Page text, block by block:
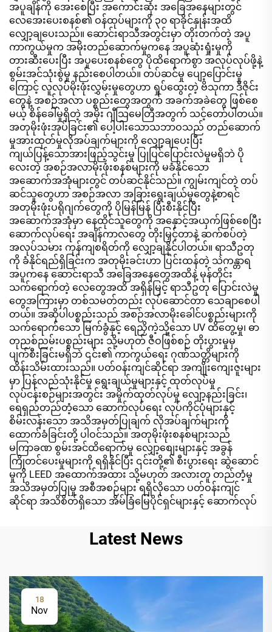
အပူချိန်ကို အေးစေပြီး အကောင်းဆုံး အခြေအနေများတွင်
လေအေးပေးစနစ်၏ ဝန်ထုပ်များကို ၃၀ ရာခိုင်နှုန်းအထိ
လျှော့ချပေးသည်။ ဆောင်းရာသီအတွင်းမှာ တိုးတက်တဲ့ အပူ
ကာကွယ်မှုက အမိုးတည်ဆောက်မှုကနေ အပူဆုံးရှုံးမှုကို
တားဆီးပေးပြီး အပူပေးစနစ်တွေ ပိုထိရောက်စွာ အလုပ်လုပ်ဖို့နဲ့
စွမ်းအင်သုံးစွဲမှု နည်းစေပါတယ်။ တပ်ဆင်မှု ပျော့ပြောင်းမှု
ကြောင့် လူလုပ်မိုးဖုံးလွှမ်းမှုတွေဟာ ရှုပ်ထွေးတဲ့ ဗိသုကာ ဒီဇိုင်း
တွေနဲ့ အစဉ်အလာ ပစ္စည်းတွေအတွက် အခက်အခဲတွေ ဖြစ်စေ
မယ့် စိန်ခေါ်မှုရှိတဲ့ အမိုး ဂျီသြမေတြီအတွက် သင့်တော်ပါတယ်။
အတုမိုးဖုံးအုပ်ခြင်း၏ ပေါ့ပါးသောသဘာဝသည် တည်ဆောက်
မှုအားထုတ်မှုလိုအပ်ချက်များကို လျှော့ချပေးပြီး
ကျယ်ပြန့်သောအားဖြည့်သွင်းမှု ပြုပြင်ပြောင်းလဲမှုမရှိဘဲ ပို
လေးတဲ့ အစဉ်အလာမိုးဖုံးစနစ်များကို မခံနိုင်သော
အဆောက်အအုံများတွင် တပ်ဆင်နိုင်သည်။ ကျွမ်းကျင်တဲ့ တပ်
ဆင်သူတွေဟာ အစဉ်အလာ အခြားရွေးချယ်မှုတွေနဲ့စာရင်
အတုမိုးဖုံးပရိုဂျက်တွေကို ပိုမြန်မြန် ပြီးစီးနိုင်ပြီး
အဆောက်အအုံမှာ နေထိုင်သူတွေကို အနှောင့်အယှက်ဖြစ်စေပြီး
ဆောက်လုပ်ရေး အချိန်ကာလတွေ တိုးမြှင့်တာနဲ့ ဆက်စပ်တဲ့
အလုပ်သမား ကုန်ကျစရိတ်ကို လျှော့ချနိုင်ပါတယ်။ ရာသီဥတု
ကို ခံနိုင်ရည်ရှိခြင်းက အတုမိုးခင်းဟာ ပြင်းထန်တဲ့ သဲကန္တာရ
အပူကနေ ဆောင်းရာသီ အခြေအနေတွေအထိနဲ့ မုန်တိုင်း
သက်ရောက်တဲ့ လေတွေအထိ အရှိန်မြင့် ရာသီဥတု ပြောင်းလဲမှု
တွေအကြားမှာ တစ်သမတ်တည်း လုပ်ဆောင်တာ သေချာစေပါ
တယ်။ အဆိုပါပစ္စည်းသည် အစဉ်အလာမိုးခေါင်ပစ္စည်းများကို
သက်ရောက်သော မြက်ခွံနှင့် ရေညှိကဲ့သို့သော UV ထိတွေ့မှု၊ ဓာ
တုညစ်ညမ်းပစ္စည်းများ သို့မဟုတ် ဇီဝဖြစ်စဉ် တိုးပွားမှုမှ
ပျက်စီးခြင်းမရှိဘဲ ၎င်း၏ ကာကွယ်ရေး ဂုဏ်သတ္တိများကို
ထိန်းသိမ်းထားသည်။ ပတ်ဝန်းကျင်ဆိုင်ရာ အကျိုးကျေးဇူးများ
မှာ ပြန်လည်သုံးနိုင်မှု ရွေးချယ်မှုများနှင့် ထုတ်လုပ်မှု
လုပ်ငန်းစဉ်များအတွင်း အမှိုက်ထုတ်လုပ်မှု လျော့နည်းခြင်း၊
ရေရှည်တည်တံ့သော ဆောက်လုပ်ရေး လုပ်ကိုင်ပုံများနှင့်
စိမ်းလန်းသော အသိအမှတ်ပြုချက် လိုအပ်ချက်များကို
ထောက်ခံခြင်းတို့ ပါဝင်သည်။ အတုမိုးဖုံးစနစ်များသည်
မကြာခဏ စွမ်းအင်ထိရောက်မှု လျှော့စျေးများနှင့် အခွန်
ကြိုတင်ပေးမှုများကို ရရှိနိုင်ပြီး ၎င်းတို့၏ စီးပွားရေး ဆွဲဆောင်
မှုကို LEED အထောက်အထား သို့မဟုတ် အလားတူ တည်တံ့မှု
အသိအမှတ်ပြုမှု အစီအစဉ်များ ရရှိလိုသော ပတ်ဝန်းကျင်
ဆိုင်ရာ အသိစိတ်ရှိသော အိမ်ခြံမြေပိုင်ရှင်များနှင့် ဆောက်လုပ်
Latest News
18
Nov